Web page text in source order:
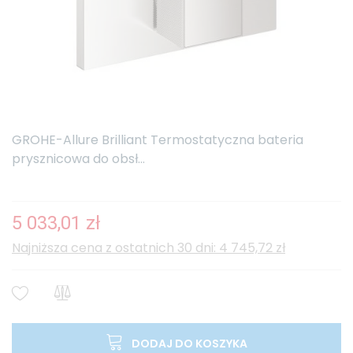
GROHE-Allure Brilliant Termostatyczna bateria
prysznicowa do obsł...
5 033,01 zł
Najniższa cena z ostatnich 30 dni: 4 745,72 zł
DODAJ DO KOSZYKA